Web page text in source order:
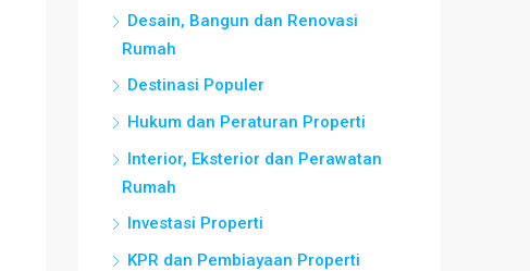
Desain, Bangun dan Renovasi
Rumah
Destinasi Populer
Hukum dan Peraturan Properti
Interior, Eksterior dan Perawatan
Rumah
Investasi Properti
KPR dan Pembiayaan Properti